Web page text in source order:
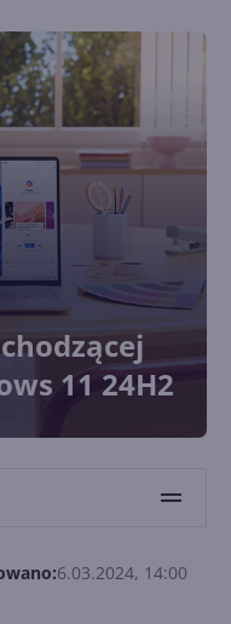
11 24H2
6.03.2024, 14:00